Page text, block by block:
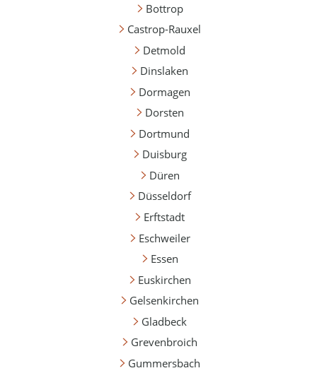
Bottrop
Castrop-Rauxel
Detmold
Dinslaken
Dormagen
Dorsten
Dortmund
Duisburg
Düren
Düsseldorf
Erftstadt
Eschweiler
Essen
Euskirchen
Gelsenkirchen
Gladbeck
Grevenbroich
Gummersbach